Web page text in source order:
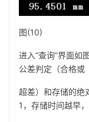
图(10)
进入“查询”界面如
公差判定（合格或
超差）和存储的绝
1，存储时间越早